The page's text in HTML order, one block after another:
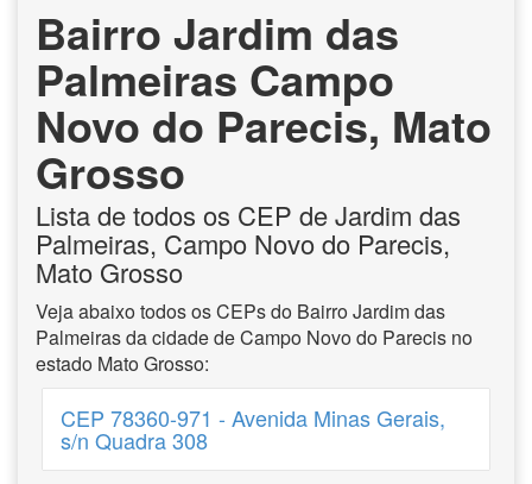
Bairro Jardim das
Palmeiras Campo
Novo do Parecis, Mato
Grosso
Lista de todos os CEP de Jardim das
Palmeiras, Campo Novo do Parecis,
Mato Grosso
Veja abaixo todos os CEPs do Bairro Jardim das
Palmeiras da cidade de Campo Novo do Parecis no
estado Mato Grosso:
CEP 78360-971 - Avenida Minas Gerais,
s/n Quadra 308